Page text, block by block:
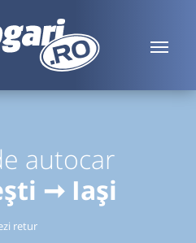
autocar
➞ Iași
retur